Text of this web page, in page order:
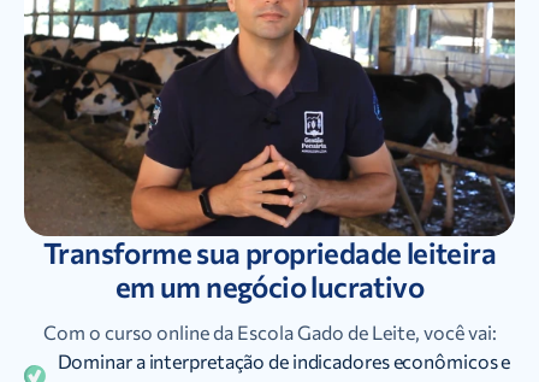
Transforme sua propriedade leiteira
em um negócio lucrativo
Com o curso online da Escola Gado de Leite, você vai:
Dominar a interpretação de indicadores econômicos e